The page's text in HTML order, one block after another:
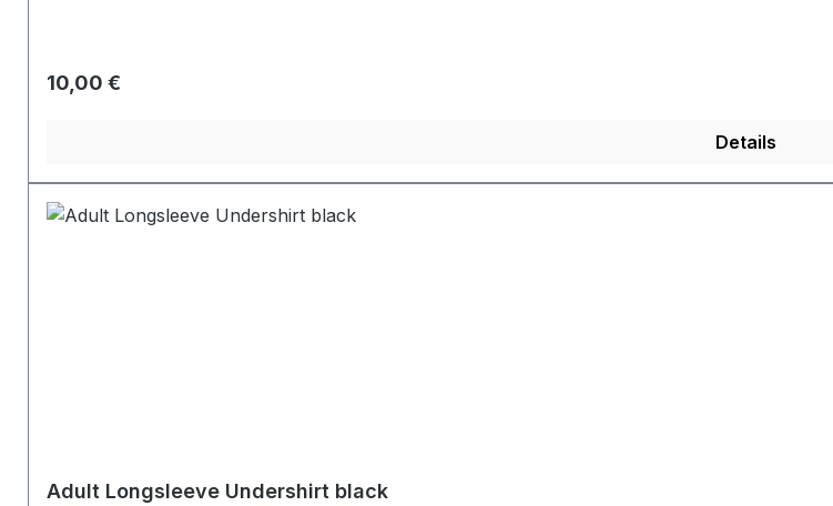
Regulärer Preis:
10,00 €
Details
Adult Longsleeve Undershirt black